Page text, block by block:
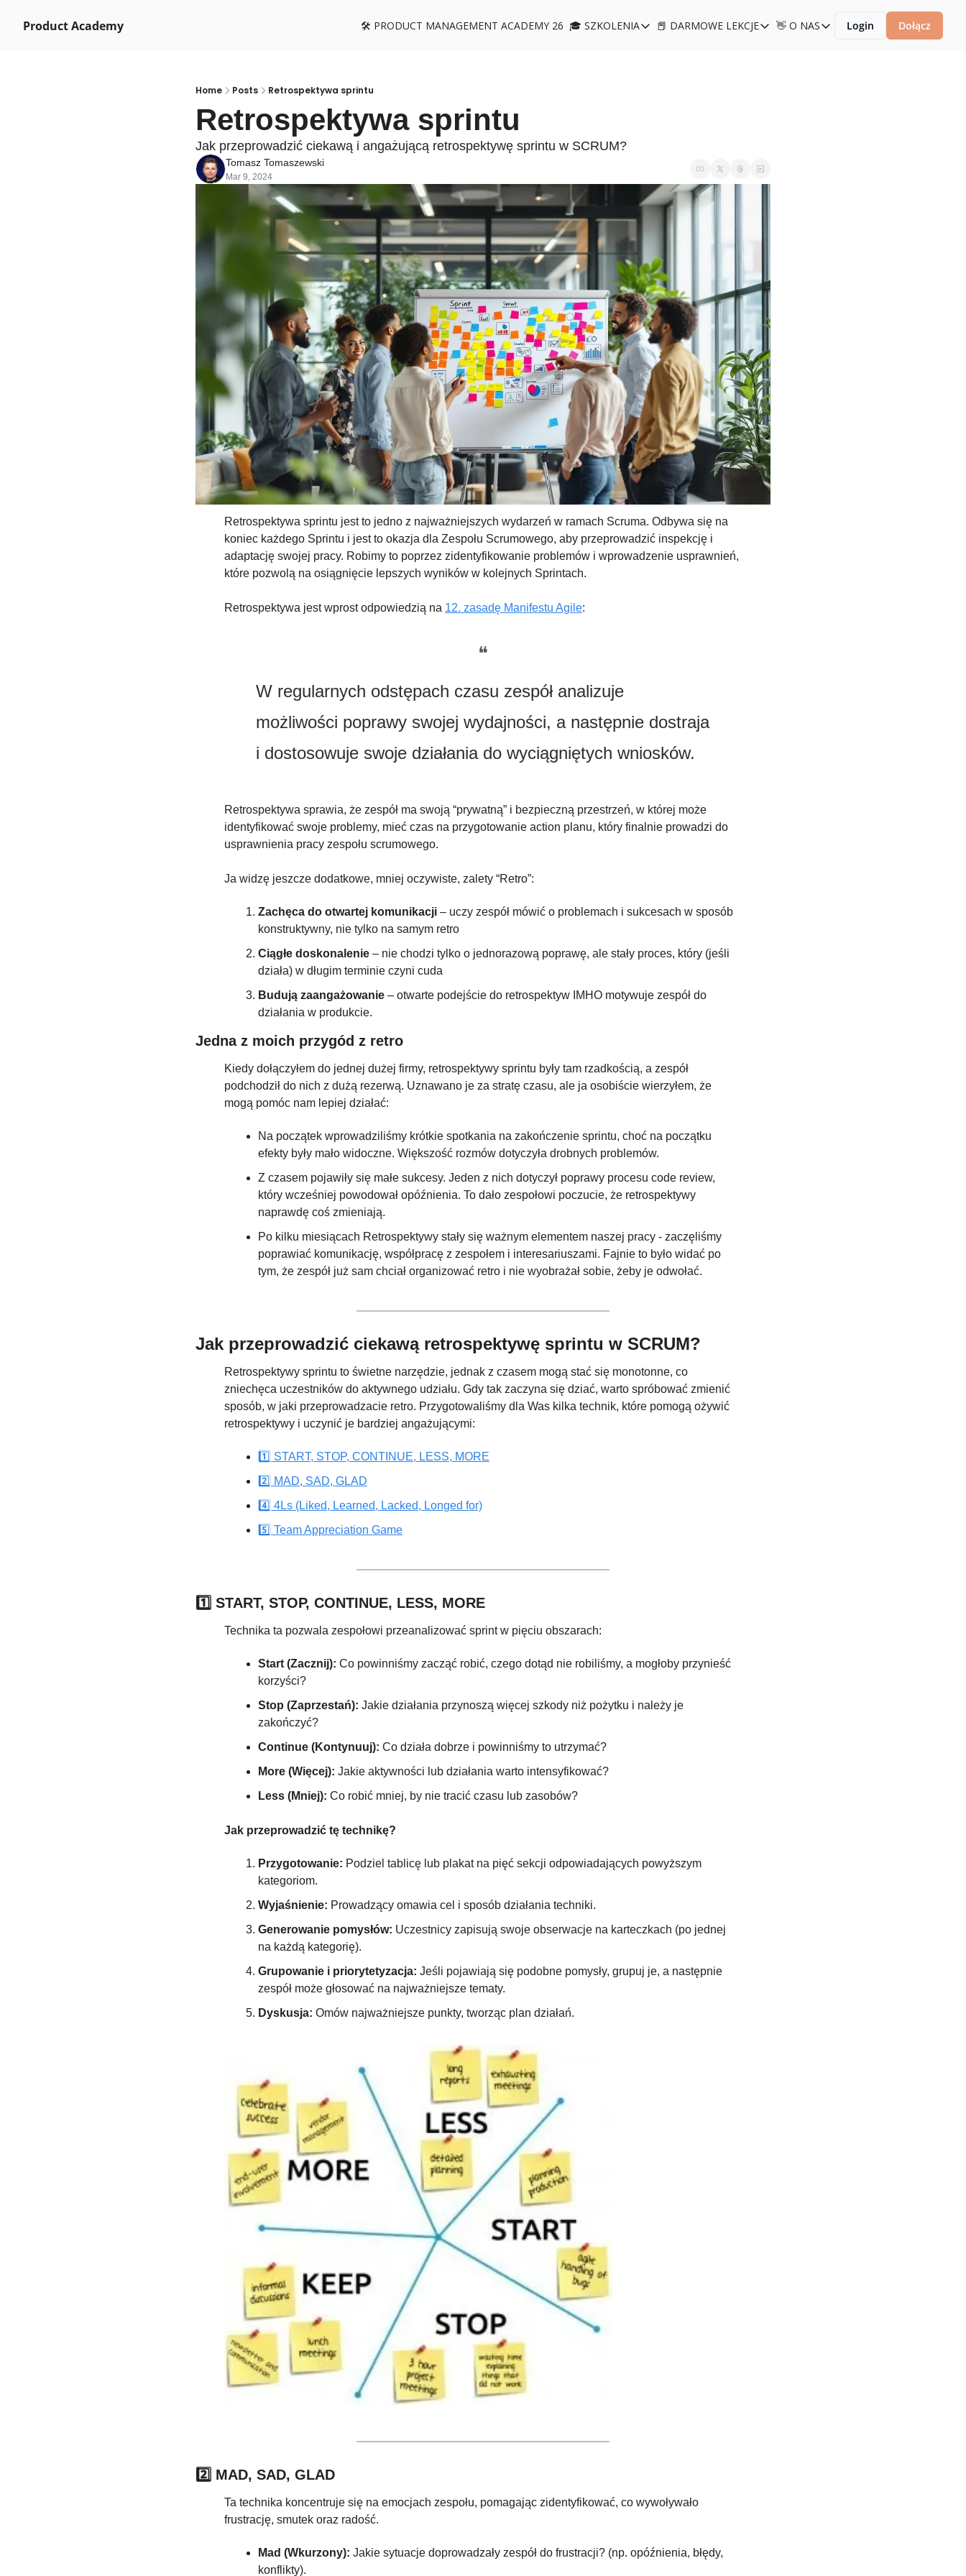
Product Academy 🛠️ PRODUCT MANAGEMENT ACADEMY 26 🎓 SZKOLENIA
🎓 SZKOLENIA
📈 Akademia Analityki Produktowej
♟️ Product Strategy Masterclass
💬 10x Product LAB
📕 DARMOWE LEKCJE
📕 DARMOWE LEKCJE
👋 O NAS
👋 O NAS
Login Dołącz
Home Posts Retrospektywa sprintu
Retrospektywa sprintu
Jak przeprowadzić ciekawą i angażującą retrospektywę sprintu w SCRUM?
Tomasz Tomaszewski
Mar 9, 2024
Retrospektywa sprintu jest to jedno z najważniejszych wydarzeń w ramach Scruma. Odbywa się na
koniec każdego Sprintu i jest to okazja dla Zespołu Scrumowego, aby przeprowadzić inspekcję i
adaptację swojej pracy. Robimy to poprzez zidentyfikowanie problemów i wprowadzenie usprawnień,
które pozwolą na osiągnięcie lepszych wyników w kolejnych Sprintach.
Retrospektywa jest wprost odpowiedzią na 12. zasadę Manifestu Agile:
❝
W regularnych odstępach czasu zespół analizuje
możliwości poprawy swojej wydajności, a następnie dostraja
i dostosowuje swoje działania do wyciągniętych wniosków.
Retrospektywa sprawia, że zespół ma swoją “prywatną” i bezpieczną przestrzeń, w której może
identyfikować swoje problemy, mieć czas na przygotowanie action planu, który finalnie prowadzi do
usprawnienia pracy zespołu scrumowego.
Ja widzę jeszcze dodatkowe, mniej oczywiste, zalety “Retro”:
Zachęca do otwartej komunikacji – uczy zespół mówić o problemach i sukcesach w sposób
konstruktywny, nie tylko na samym retro
Ciągłe doskonalenie – nie chodzi tylko o jednorazową poprawę, ale stały proces, który (jeśli
działa) w długim terminie czyni cuda
Budują zaangażowanie – otwarte podejście do retrospektyw IMHO motywuje zespół do
działania w produkcie.
Jedna z moich przygód z retro
Kiedy dołączyłem do jednej dużej firmy, retrospektywy sprintu były tam rzadkością, a zespół
podchodził do nich z dużą rezerwą. Uznawano je za stratę czasu, ale ja osobiście wierzyłem, że
mogą pomóc nam lepiej działać:
Na początek wprowadziliśmy krótkie spotkania na zakończenie sprintu, choć na początku
efekty były mało widoczne. Większość rozmów dotyczyła drobnych problemów.
Z czasem pojawiły się małe sukcesy. Jeden z nich dotyczył poprawy procesu code review,
który wcześniej powodował opóźnienia. To dało zespołowi poczucie, że retrospektywy
naprawdę coś zmieniają.
Po kilku miesiącach Retrospektywy stały się ważnym elementem naszej pracy - zaczęliśmy
poprawiać komunikację, współpracę z zespołem i interesariuszami. Fajnie to było widać po
tym, że zespół już sam chciał organizować retro i nie wyobrażał sobie, żeby je odwołać.
Jak przeprowadzić ciekawą retrospektywę sprintu w SCRUM?
Retrospektywy sprintu to świetne narzędzie, jednak z czasem mogą stać się monotonne, co
zniechęca uczestników do aktywnego udziału. Gdy tak zaczyna się dziać, warto spróbować zmienić
sposób, w jaki przeprowadzacie retro. Przygotowaliśmy dla Was kilka technik, które pomogą ożywić
retrospektywy i uczynić je bardziej angażującymi:
1️⃣ START, STOP, CONTINUE, LESS, MORE
2️⃣ MAD, SAD, GLAD
4️⃣ 4Ls (Liked, Learned, Lacked, Longed for)
5️⃣ Team Appreciation Game
1️⃣ START, STOP, CONTINUE, LESS, MORE
Technika ta pozwala zespołowi przeanalizować sprint w pięciu obszarach:
Start (Zacznij): Co powinniśmy zacząć robić, czego dotąd nie robiliśmy, a mogłoby przynieść
korzyści?
Stop (Zaprzestań): Jakie działania przynoszą więcej szkody niż pożytku i należy je
zakończyć?
Continue (Kontynuuj): Co działa dobrze i powinniśmy to utrzymać?
More (Więcej): Jakie aktywności lub działania warto intensyfikować?
Less (Mniej): Co robić mniej, by nie tracić czasu lub zasobów?
Jak przeprowadzić tę technikę?
Przygotowanie: Podziel tablicę lub plakat na pięć sekcji odpowiadających powyższym
kategoriom.
Wyjaśnienie: Prowadzący omawia cel i sposób działania techniki.
Generowanie pomysłów: Uczestnicy zapisują swoje obserwacje na karteczkach (po jednej
na każdą kategorię).
Grupowanie i priorytetyzacja: Jeśli pojawiają się podobne pomysły, grupuj je, a następnie
zespół może głosować na najważniejsze tematy.
Dyskusja: Omów najważniejsze punkty, tworząc plan działań.
2️⃣ MAD, SAD, GLAD
Ta technika koncentruje się na emocjach zespołu, pomagając zidentyfikować, co wywoływało
frustrację, smutek oraz radość.
Mad (Wkurzony): Jakie sytuacje doprowadzały zespół do frustracji? (np. opóźnienia, błędy,
konflikty).